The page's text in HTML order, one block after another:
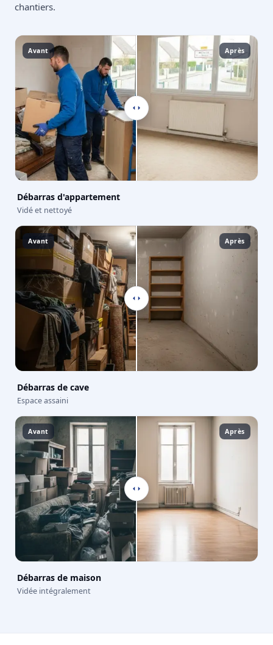
chantiers.
Avant Après
Débarras d'appartement
Vidé et nettoyé
Avant Après
Débarras de cave
Espace assaini
Avant Après
Débarras de maison
Vidée intégralement